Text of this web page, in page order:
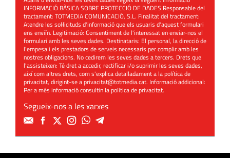
INFORMACIÓ BÀSICA SOBRE PROTECCIÓ DE DADES Responsable del
tractament: TOTMEDIA COMUNICACIÓ, S.L. Finalitat del tractament:
Atendre les sol·licituds d'informació que els usuaris d'aquest formulari
ens enviïn. Legitimació: Consentiment de l'interessat en enviar-nos el
formulari amb les seves dades. Destinataris: El personal, la direcció de
l'empesa i els prestadors de serveis necessaris per complir amb les
nostres obligacions. No cedirem les seves dades a tercers. Drets que
l'assisteixen: Té dret a accedir, rectificar i/o suprimir les seves dades,
així com altres drets, com s'explica detalladament a la política de
privacitat, dirigint-se aprivacitat@totmedia.cat. Informació addicional:
Per a més informació consultin lapolítica de privacitat.
Segueix-nos a les xarxes